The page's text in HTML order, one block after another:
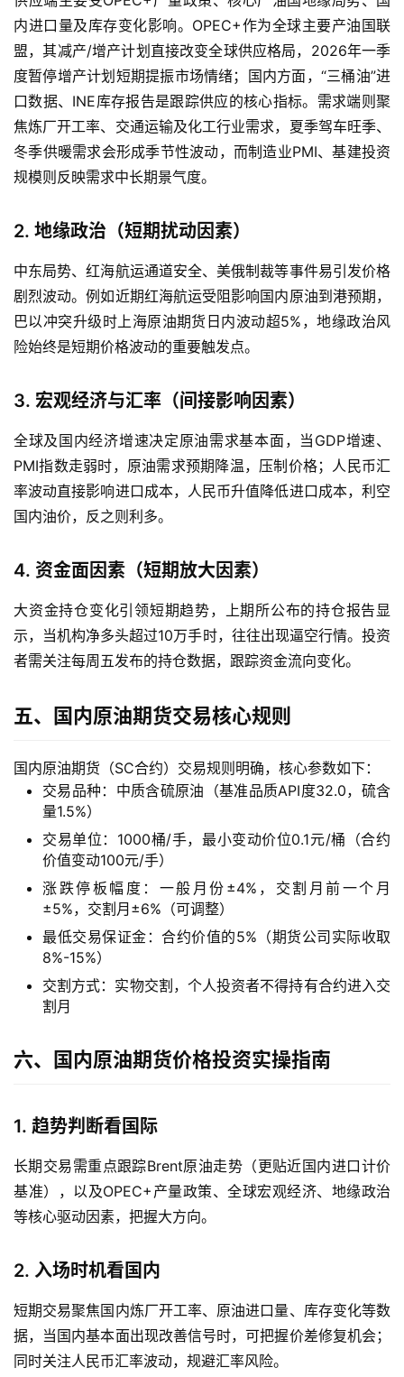
油
期
货
直
播
室
原
期
行
情
原
播
国
内
期
际
期
货
投
资
门
内进口量及库存变化影响。OPEC+作为全球主要产油国联
盟，其减产/增产计划直接改变全球供应格局，2026年一季
度暂停增产计划短期提振市场情绪；国内方面，“三桶油”进
口数据、INE库存报告是跟踪供应的核心指标。需求端则聚
焦炼厂开工率、交通运输及化工行业需求，夏季驾车旺季、
冬季供暖需求会形成季节性波动，而制造业PMI、基建投资
规模则反映需求中长期景气度。
2. 地缘政治（短期扰动因素）
中东局势、红海航运通道安全、美俄制裁等事件易引发价格
剧烈波动。例如近期红海航运受阻影响国内原油到港预期，
巴以冲突升级时上海原油期货日内波动超5%，地缘政治风
险始终是短期价格波动的重要触发点。
3. 宏观经济与汇率（间接影响因素）
全球及国内经济增速决定原油需求基本面，当GDP增速、
PMI指数走弱时，原油需求预期降温，压制价格；人民币汇
率波动直接影响进口成本，人民币升值降低进口成本，利空
国内油价，反之则利多。
4. 资金面因素（短期放大因素）
大资金持仓变化引领短期趋势，上期所公布的持仓报告显
示，当机构净多头超过10万手时，往往出现逼空行情。投资
者需关注每周五发布的持仓数据，跟踪资金流向变化。
五、国内原油期货交易核心规则
国内原油期货（SC合约）交易规则明确，核心参数如下：
交易品种：中质含硫原油（基准品质API度32.0，硫含
量1.5%）
交易单位：1000桶/手，最小变动价位0.1元/桶（合约
价值变动100元/手）
涨跌停板幅度：一般月份±4%，交割月前一个月
±5%，交割月±6%（可调整）
最低交易保证金：合约价值的5%（期货公司实际收取
8%-15%）
交割方式：实物交割，个人投资者不得持有合约进入交
割月
六、国内原油期货价格投资实操指南
1. 趋势判断看国际
长期交易需重点跟踪Brent原油走势（更贴近国内进口计价
基准），以及OPEC+产量政策、全球宏观经济、地缘政治
等核心驱动因素，把握大方向。
2. 入场时机看国内
短期交易聚焦国内炼厂开工率、原油进口量、库存变化等数
据，当国内基本面出现改善信号时，可把握价差修复机会；
同时关注人民币汇率波动，规避汇率风险。